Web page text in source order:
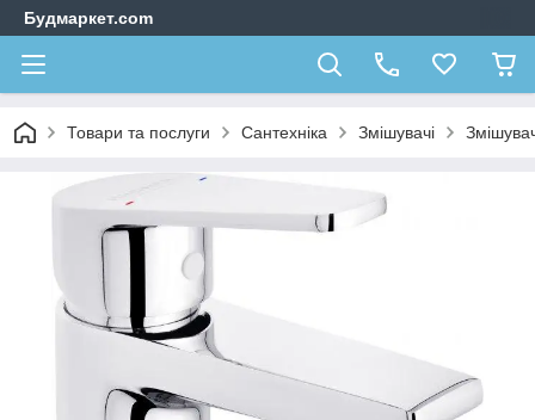
Будмаркет.com
Товари та послуги Сантехніка Змішувачі